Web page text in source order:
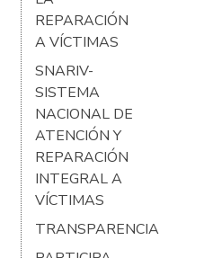
REPARACIÓN
A VÍCTIMAS
SNARIV-
SISTEMA
NACIONAL DE
ATENCIÓN Y
REPARACIÓN
INTEGRAL A
VÍCTIMAS
TRANSPARENCIA